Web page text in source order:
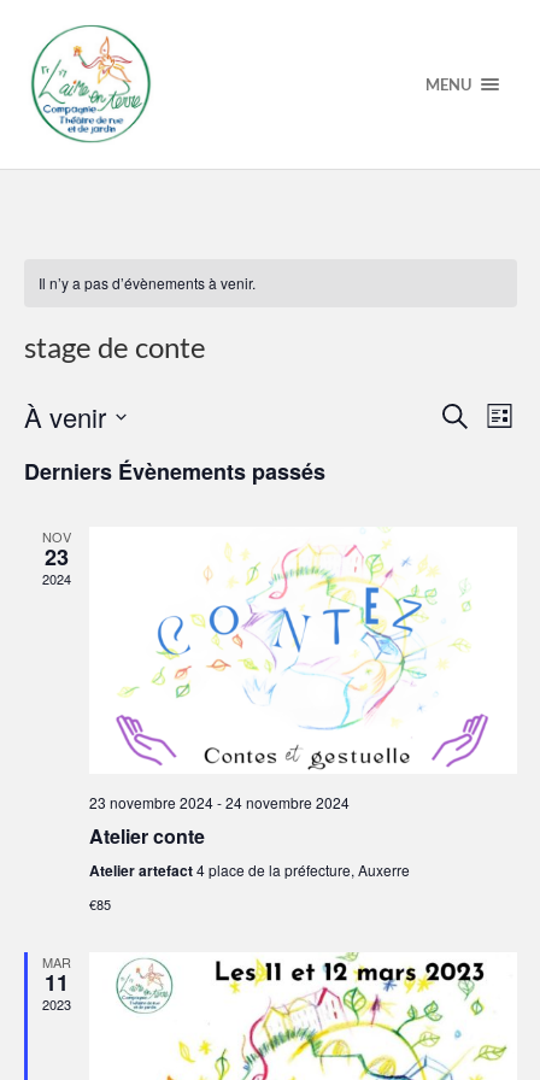
MENU
Il n’y a pas d’évènements à venir.
stage de conte
Recherche
et
Recherche
de
Liste
À venir
une
Derniers Évènements passés
NOV
23
2024
23 novembre 2024-24 novembre 2024
Atelier conte
Atelier artefact4 place de la préfecture, Auxerre
€85
MAR
11
2023